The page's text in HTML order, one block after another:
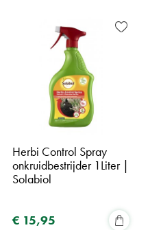
Herbi Control Spray
onkruidbestrijder 1Liter |
Solabiol
€ 15,95